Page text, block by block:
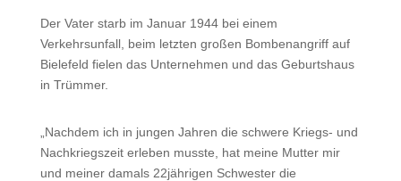
Der Vater starb im Januar 1944 bei einem
Verkehrsunfall, beim letzten großen Bombenangriff auf
Bielefeld fielen das Unternehmen und das Geburtshaus
in Trümmer.
„Nachdem ich in jungen Jahren die schwere Kriegs- und
Nachkriegszeit erleben musste, hat meine Mutter mir
und meiner damals 22jährigen Schwester die